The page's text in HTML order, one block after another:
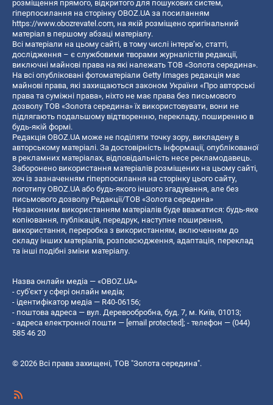
розміщення прямого, відкритого для пошукових систем,
гіперпосилання на сторінку OBOZ.UA за посиланням
https://www.obozrevatel.com, на якій розміщено оригінальний
матеріал в першому абзаці матеріалу.
Всі матеріали на цьому сайті, в тому числі інтерв’ю, статті,
дослідження – є службовими творами журналістів редакції,
виключні майнові права на які належать ТОВ «Золота середина».
На всі опубліковані фотоматеріали Getty Images редакція має
майнові права, які захищаються законом України «Про авторські
права та суміжні права», ніхто не має права без письмового
дозволу ТОВ «Золота середина» їх використовувати, вони не
підлягають подальшому відтворенню, перекладу, поширенню в
будь-якій формі.
Редакція OBOZ.UA може не поділяти точку зору, викладену в
авторському матеріалі. За достовірність інформації, опублікованої
в рекламних матеріалах, відповідальність несе рекламодавець.
Заборонено використання матеріалів розміщених на цьому сайті,
хоч із зазначенням гіперпосилання на сторінку цього сайту,
логотипу OBOZ.UA або будь-якого іншого згадування, але без
письмового дозволу Редакції/ТОВ «Золота середина»
Незаконним використанням матеріалів буде вважатися: будь-яке
копiювання, публiкацiя, передрук, наступне поширення,
використання, переробка з використанням, включенням до
складу інших матеріалів, розповсюдження, адаптація, переклад
та інші подібні зміни матеріалу.
Назва онлайн медіа — «OBOZ.UA»
- суб'єкт у сфері онлайн медіа;
- ідентифікатор медіа — R40-06156;
- поштова адреса — вул. Деревообробна, буд. 7, м. Київ, 01013;
- адреса електронної пошти — [email protected]; - телефон — (044)
585 46 20
© 2026 Всі права захищені, ТОВ "Золота середина".